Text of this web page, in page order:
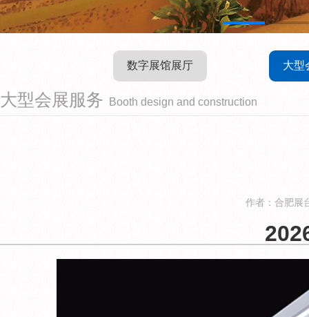
数字展馆展厅 大型
大型会展服务 Booth design and construction
作者：合肥